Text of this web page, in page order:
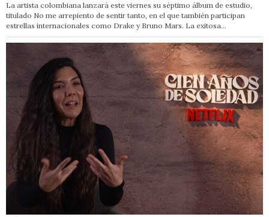
La artista colombiana lanzará este viernes su séptimo álbum de estudio,
titulado No me arrepiento de sentir tanto, en el que también participan
estrellas internacionales como Drake y Bruno Mars. La exitosa…